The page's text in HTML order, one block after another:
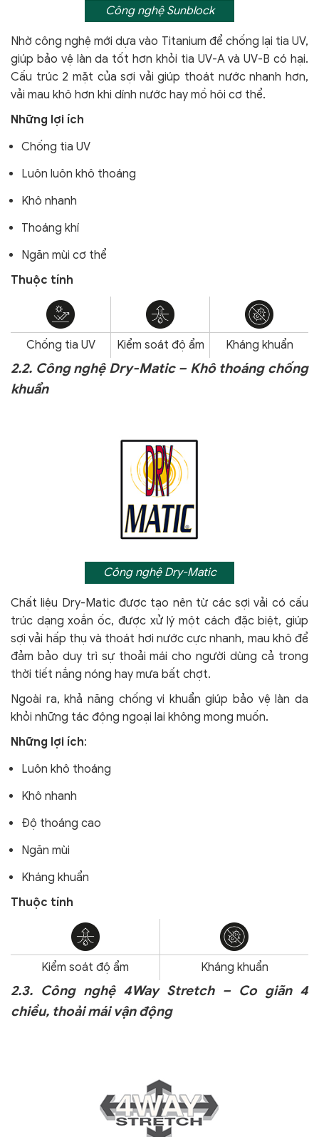
Công nghệ Sunblock
Nhờ công nghệ mới dựa vào Titanium để chống lại tia UV,
giúp bảo vệ làn da tốt hơn khỏi tia UV-A và UV-B có hại.
Cấu trúc 2 mặt của sợi vải giúp thoát nước nhanh hơn,
vải mau khô hơn khi dính nước hay mồ hôi cơ thể.
Những lợi ích
Chống tia UV
Luôn luôn khô thoáng
Khô nhanh
Thoáng khí
Ngăn mùi cơ thể
Thuộc tính
Chống tia UV Kiểm soát độ ẩm Kháng khuẩn
2.2. Công nghệ Dry-Matic – Khô thoáng chống
khuẩn
Công nghệ Dry-Matic
Chất liệu Dry-Matic được tạo nên từ các sợi vải có cấu
trúc dạng xoắn ốc, được xử lý một cách đặc biệt, giúp
sợi vải hấp thụ và thoát hơi nước cực nhanh, mau khô để
đảm bảo duy trì sự thoải mái cho người dùng cả trong
thời tiết nắng nóng hay mưa bất chợt.
Ngoài ra, khả năng chống vi khuẩn giúp bảo vệ làn da
khỏi những tác động ngoại lai không mong muốn.
Những lợi ích:
Luôn khô thoáng
Khô nhanh
Độ thoáng cao
Ngăn mùi
Kháng khuẩn
Thuộc tính
Kiểm soát độ ẩm Kháng khuẩn
2.3. Công nghệ 4Way Stretch – Co giãn 4
chiều, thoải mái vận động